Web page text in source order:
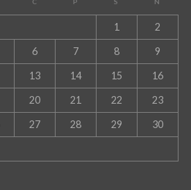
C P S N
1 2
6 7 8 9
13 14 15 16
20 21 22 23
27 28 29 30